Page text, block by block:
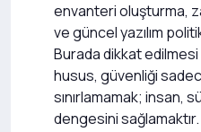
envanteri oluşturma,
ve güncel yazılım
Burada dikkat
husus, güvenliği
sınırlamamak; insan,
dengesini sağlamaktır.